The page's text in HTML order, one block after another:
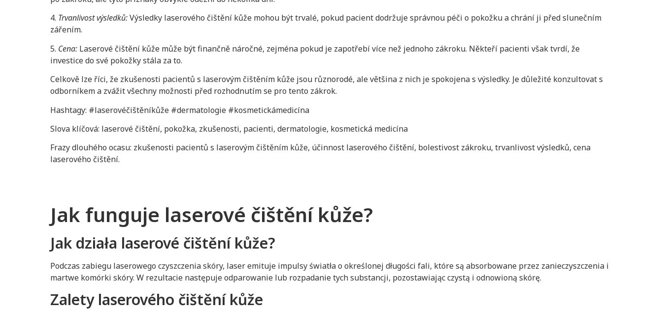
4. Trvanlivost výsledků:Výsledky laserového čištění kůže mohou být trvalé, pokud pacient dodržuje správnou péči o pokožku a chrání ji před slunečním
zářením.
5. Cena: Laserové čištění kůže může být finančně náročné, zejména pokud je zapotřebí více než jednoho zákroku. Někteří pacienti však tvrdí, že
investice do své pokožky stála za to.
Celkově lze říci, že zkušenosti pacientů s laserovým čištěním kůže jsou různorodé, ale většina z nich je spokojena s výsledky. Je důležité konzultovat s
odborníkem a zvážit všechny možnosti před rozhodnutím se pro tento zákrok.
Hashtagy: #laserovéčištěníkůže #dermatologie #kosmetickámedicína
Slova klíčová: laserové čištění, pokožka, zkušenosti, pacienti, dermatologie, kosmetická medicína
Frazy dlouhého ocasu: zkušenosti pacientů s laserovým čištěním kůže, účinnost laserového čištění, bolestivost zákroku, trvanlivost výsledků, cena
laserového čištění.
Jak funguje laserové čištění kůže?
Jak działa laserové čištění kůže?
Podczas zabiegu laserowego czyszczenia skóry, laser emituje impulsy światła o określonej długości fali, które są absorbowane przez zanieczyszczenia i
martwe komórki skóry. W rezultacie następuje odparowanie lub rozpadanie tych substancji, pozostawiając czystą i odnowioną skórę.
Zalety laserového čištění kůže